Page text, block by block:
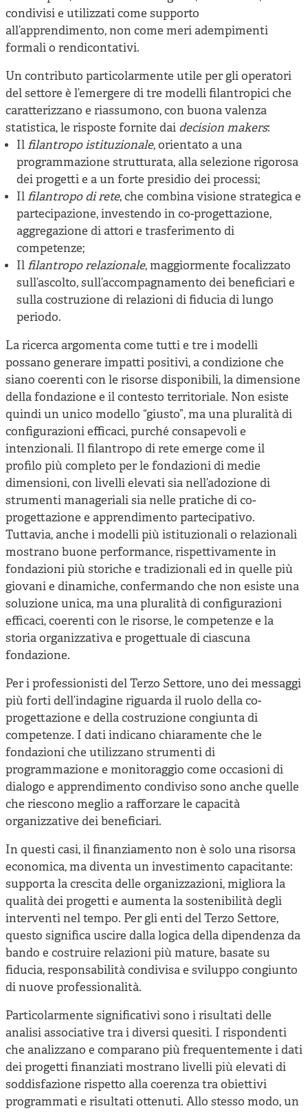
condivisi e utilizzati come supporto
all’apprendimento, non come meri adempimenti
formali o rendicontativi.
Un contributo particolarmente utile per gli operatori
del settore è l’emergere di tre modelli filantropici che
caratterizzano e riassumono, con buona valenza
statistica, le risposte fornite dai decision makers:
Ilfilantropo istituzionale, orientato a una
programmazione strutturata, alla selezione rigorosa
dei progetti e a un forte presidio dei processi;
Ilfilantropo di rete, che combina visione strategica e
partecipazione, investendo in co-progettazione,
aggregazione di attori e trasferimento di
competenze;
Ilfilantropo relazionale, maggiormente focalizzato
sull’ascolto, sull’accompagnamento dei beneficiari e
sulla costruzione di relazioni di fiducia di lungo
periodo.
La ricerca argomenta come tutti e tre i modelli
possano generare impatti positivi, a condizione che
siano coerenti con le risorse disponibili, la dimensione
della fondazione e il contesto territoriale. Non esiste
quindi un unico modello “giusto”, ma una pluralità di
configurazioni efficaci, purché consapevoli e
intenzionali. Il filantropo di rete emerge come il
profilo più completo per le fondazioni di medie
dimensioni, con livelli elevati sia nell’adozione di
strumenti manageriali sia nelle pratiche di co-
progettazione e apprendimento partecipativo.
Tuttavia, anche i modelli più istituzionali o relazionali
mostrano buone performance, rispettivamente in
fondazioni più storiche e tradizionali ed in quelle più
giovani e dinamiche, confermando che non esiste una
soluzione unica, ma una pluralità di configurazioni
efficaci, coerenti con le risorse, le competenze e la
storia organizzativa e progettuale di ciascuna
fondazione.
Per i professionisti del Terzo Settore, uno dei messaggi
più forti dell’indagine riguarda il ruolo della co-
progettazione e della costruzione congiunta di
competenze. I dati indicano chiaramente che le
fondazioni che utilizzano strumenti di
programmazione e monitoraggio come occasioni di
dialogo e apprendimento condiviso sono anche quelle
che riescono meglio a rafforzare le capacità
organizzative dei beneficiari.
In questi casi, il finanziamento non è solo una risorsa
economica, ma diventa un investimento capacitante:
supporta la crescita delle organizzazioni, migliora la
qualità dei progetti e aumenta la sostenibilità degli
interventi nel tempo. Per gli enti del Terzo Settore,
questo significa uscire dalla logica della dipendenza da
bando e costruire relazioni più mature, basate su
fiducia, responsabilità condivisa e sviluppo congiunto
di nuove professionalità.
Particolarmente significativi sono i risultati delle
analisi associative tra i diversi quesiti. I rispondenti
che analizzano e comparano più frequentemente i dati
dei progetti finanziati mostrano livelli più elevati di
soddisfazione rispetto alla coerenza tra obiettivi
programmati e risultati ottenuti. Allo stesso modo, un